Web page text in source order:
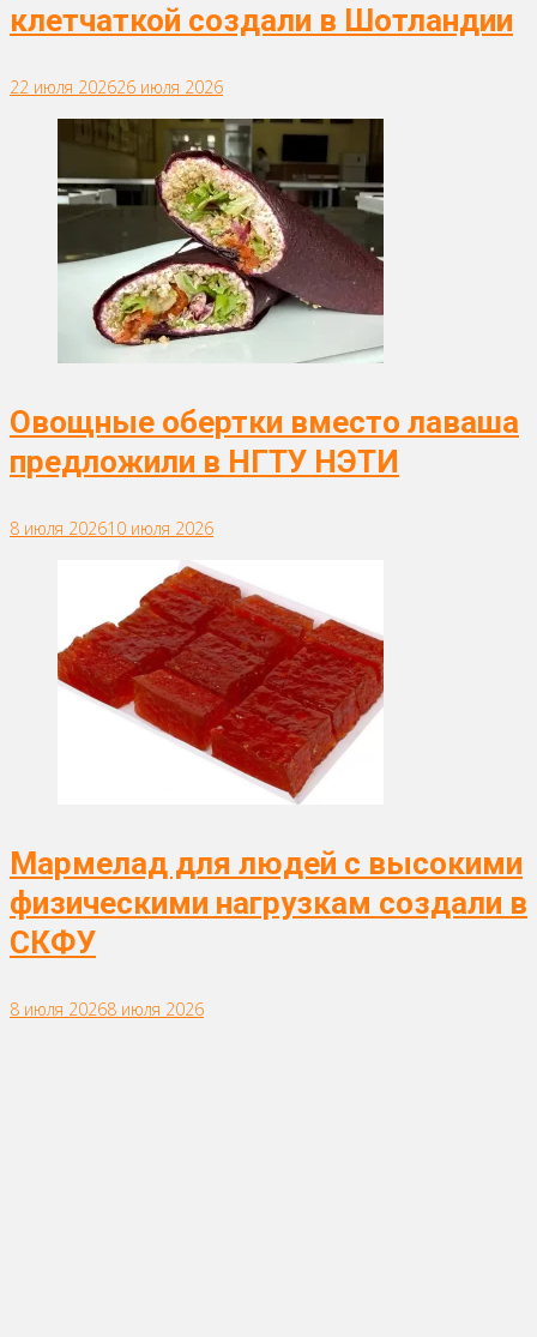
клетчаткой создали в Шотландии
22 июля 202626 июля 2026
Овощные обертки вместо лаваша
предложили в НГТУ НЭТИ
8 июля 202610 июля 2026
Мармелад для людей с высокими
физическими нагрузкам создали в
СКФУ
8 июля 20268 июля 2026